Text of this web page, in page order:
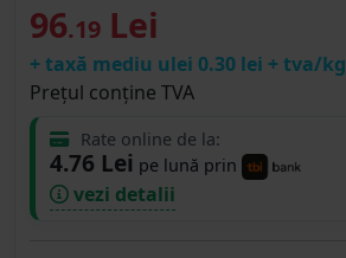
96.19 Lei
+ taxă mediu ulei 0.30 lei + tva/kg
Prețul conține TVA
Rate online de la:
4.76 Lei pe lună prin
vezi detalii